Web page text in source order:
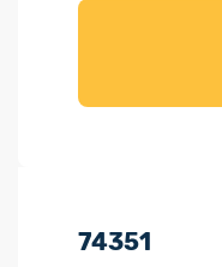
товарів для
74351